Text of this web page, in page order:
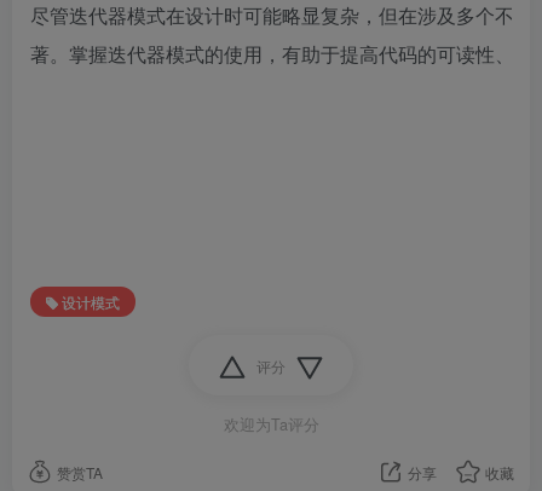
尽管迭代器模式在设计时可能略显复杂，但在涉及多个不
著。掌握迭代器模式的使用，有助于提高代码的可读性、可
设计模式
评分
欢迎为Ta评分
赞赏TA 分享 收藏